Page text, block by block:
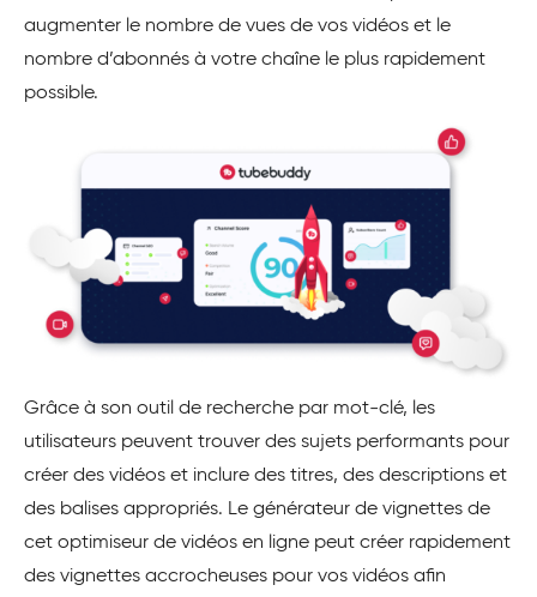
augmenter le nombre de vues de vos vidéos et le
nombre d’abonnés à votre chaîne le plus rapidement
possible.
Grâce à son outil de recherche par mot-clé, les
utilisateurs peuvent trouver des sujets performants pour
créer des vidéos et inclure des titres, des descriptions et
des balises appropriés. Le générateur de vignettes de
cet optimiseur de vidéos en ligne peut créer rapidement
des vignettes accrocheuses pour vos vidéos afin